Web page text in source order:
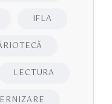
IFLA
LECTURA